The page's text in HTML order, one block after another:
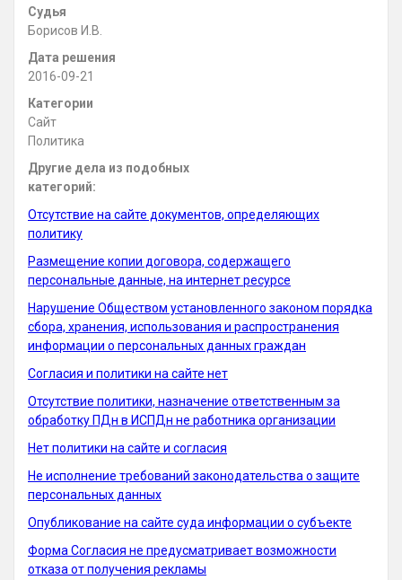
Судья
Борисов И.В.
Дата решения
2016-09-21
Категории
Сайт
Политика
Другие дела из подобных
категорий:
Отсутствие на сайте документов, определяющих
политику
Размещение копии договора, содержащего
персональные данные, на интернет ресурсе
Нарушение Обществом установленного законом порядка
сбора, хранения, использования и распространения
информации о персональных данных граждан
Согласия и политики на сайте нет
Отсутствие политики, назначение ответственным за
обработку ПДн в ИСПДн не работника организации
Нет политики на сайте и согласия
Не исполнение требований законодательства о защите
персональных данных
Опубликование на сайте суда информации о субъекте
Форма Согласия не предусматривает возможности
отказа от получения рекламы